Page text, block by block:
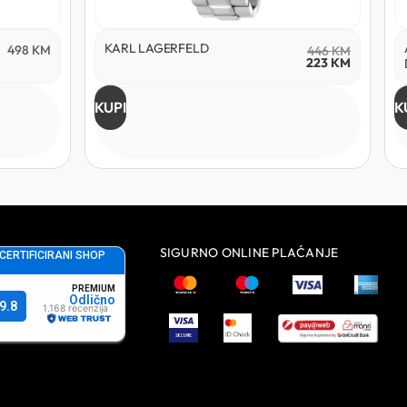
498 KM KARL LAGERFELD 446KM
223 KM
KUPI
SIGURNO ONLINE PLAĆANJE